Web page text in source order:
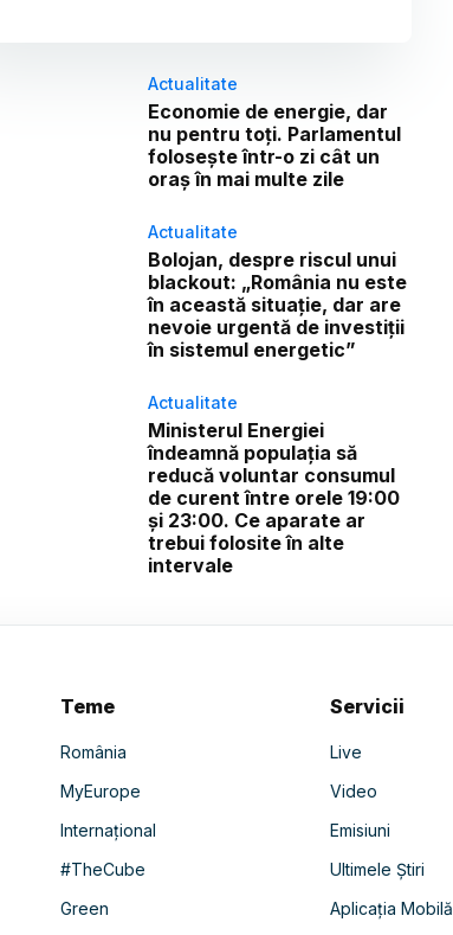
Actualitate
Economie de energie, dar
nu pentru toți. Parlamentul
folosește într-o zi cât un
oraș în mai multe zile
Actualitate
Bolojan, despre riscul unui
blackout: „România nu este
în această situație, dar are
nevoie urgentă de investiții
în sistemul energetic”
Actualitate
Ministerul Energiei
îndeamnă populația să
reducă voluntar consumul
de curent între orele 19:00
și 23:00. Ce aparate ar
trebui folosite în alte
intervale
Teme
România
MyEurope
Internațional
#TheCube
Green
Servicii
Live
Video
Emisiuni
Ultimele Știri
Aplicația Mobilă